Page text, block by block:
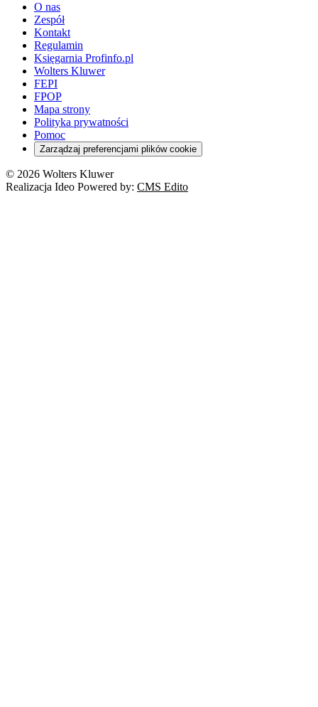
O nas
Zespół
Kontakt
Regulamin
Księgarnia Profinfo.pl
Wolters Kluwer
FEPI
FPOP
Mapa strony
Polityka prywatności
Pomoc
Zarządzaj preferencjami plików cookie
© 2026 Wolters Kluwer
Realizacja Ideo Powered by: CMS Edito